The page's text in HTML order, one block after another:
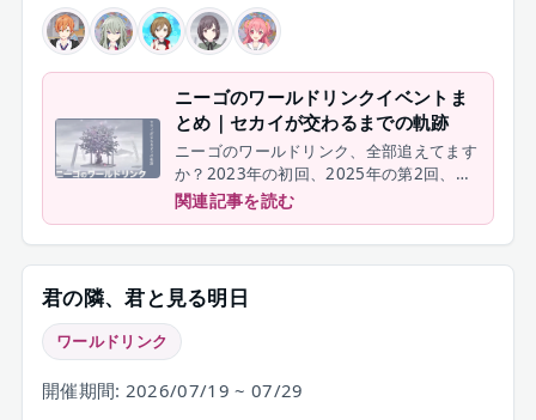
ニーゴのワールドリンクイベントま
とめ｜セカイが交わるまでの軌跡
ニーゴのワールドリンク、全部追えてます
か？2023年の初回、2025年の第2回、
2026年の第3回Part1・Part3・Part4・
Part5まで、ニーゴ関連チャプターをまと
めて振り返ります。
関連記事を読む
君の隣、君と見る明日
ワールドリンク
開催期間: 2026/07/19 ~ 07/29